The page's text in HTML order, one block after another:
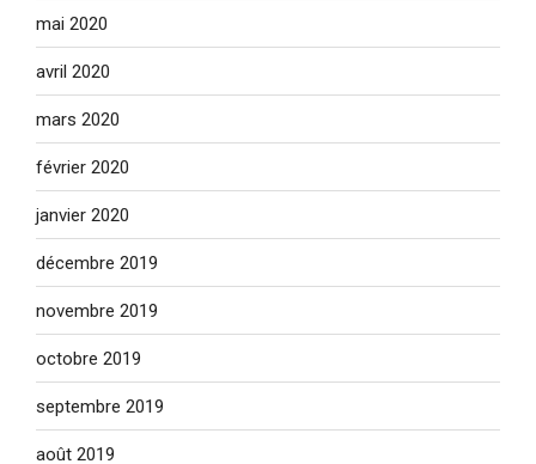
mai 2020
avril 2020
mars 2020
février 2020
janvier 2020
décembre 2019
novembre 2019
octobre 2019
septembre 2019
août 2019